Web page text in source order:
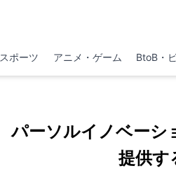
スポーツ アニメ・ゲーム BtoB・
パーソルイノベーシ
提供す